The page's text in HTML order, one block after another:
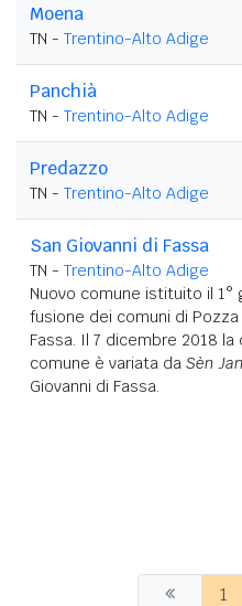
Moena
TN - Trentino-Alto Adige
Panchià
TN - Trentino-Alto Adige
Predazzo
TN - Trentino-Alto Adige
San Giovanni di Fassa
TN - Trentino-Alto Adige
Nuovo comune istituito il 1°
fusione dei comuni di Pozza
Fassa. Il 7 dicembre 2018
comune è variata da Sèn
Giovanni di Fassa.
1